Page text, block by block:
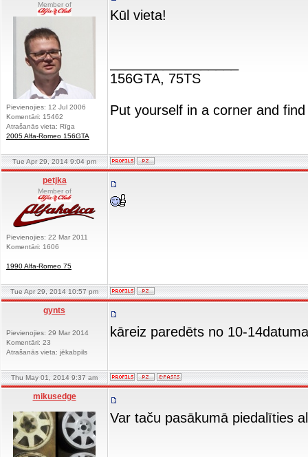
Member of
Pievienojies: 12 Jul 2006
Komentāri: 15462
Atrašanās vieta: Rīga
2005 Alfa-Romeo 156GTA
Kūl vieta!
156GTA, 75TS
Put yourself in a corner and
Tue Apr 29, 2014 9:04 pm
petjka
Member of
Pievienojies: 22 Mar 2011
Komentāri: 1606
1990 Alfa-Romeo 75
Tue Apr 29, 2014 10:57 pm
gynts
Pievienojies: 29 Mar 2014
Komentāri: 23
Atrašanās vieta: jēkabpils
kāreiz paredēts no 10-
Thu May 01, 2014 9:37 am
mikusedge
Var taču pasākumā piedalīties